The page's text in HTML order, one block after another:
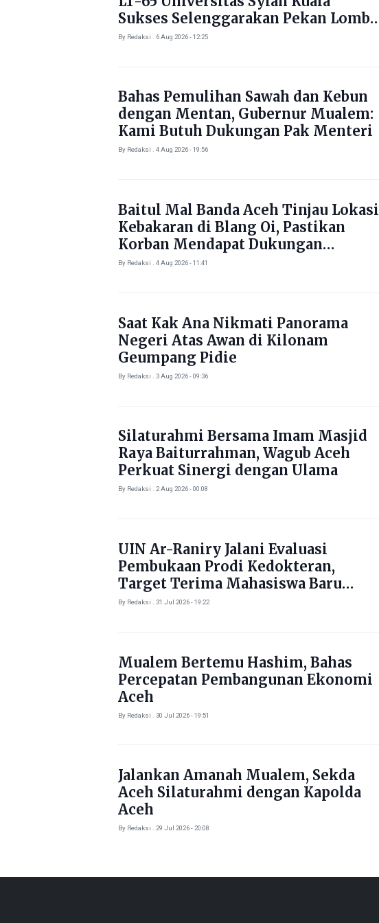
Sukses Selenggarakan Pekan Lomba
Literasi di Gampong Rhieng Blang
By Redaksi . 6 Aug 2026 - 12:25
Bahas Pemulihan Sawah dan Kebun
dengan Mentan, Gubernur Mualem:
Kami Butuh Dukungan Pak Menteri
By Redaksi . 4 Aug 2026 - 19:56
Baitul Mal Banda Aceh Tinjau Lokasi
Kebakaran di Blang Oi, Pastikan
Korban Mendapat Dukungan
Kebutuhan Pokok
By Redaksi . 4 Aug 2026 - 11:41
Saat Kak Ana Nikmati Panorama
Negeri Atas Awan di Kilonam
Geumpang Pidie
By Redaksi . 3 Aug 2026 - 09:36
Silaturahmi Bersama Imam Masjid
Raya Baiturrahman, Wagub Aceh
Perkuat Sinergi dengan Ulama
By Redaksi . 2 Aug 2026 - 00:08
UIN Ar-Raniry Jalani Evaluasi
Pembukaan Prodi Kedokteran,
Target Terima Mahasiswa Baru
Tahun Ini
By Redaksi . 31 Jul 2026 - 19:22
Mualem Bertemu Hashim, Bahas
Percepatan Pembangunan Ekonomi
Aceh
By Redaksi . 30 Jul 2026 - 19:51
Jalankan Amanah Mualem, Sekda
Aceh Silaturahmi dengan Kapolda
Aceh
By Redaksi . 29 Jul 2026 - 20:08